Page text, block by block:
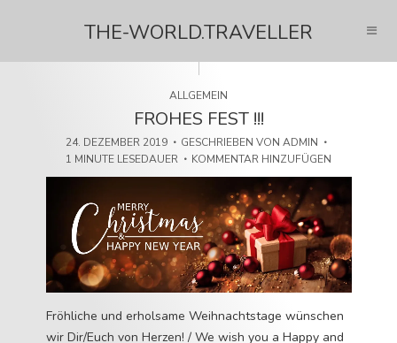
THE-WORLD.TRAVELLER
ALLGEMEIN
FROHES FEST !!!
24. DEZEMBER 2019 GESCHRIEBEN VON ADMIN
1 MINUTE LESEDAUER
KOMMENTAR HINZUFÜGEN
Fröhliche und erholsame Weihnachtstage wünschen
wir Dir/Euch von Herzen! / We wish you a Happy and